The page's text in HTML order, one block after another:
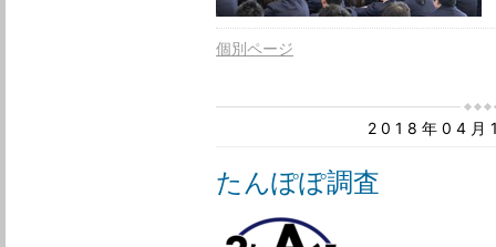
個別ページ
2018年04月
たんぽぽ調査